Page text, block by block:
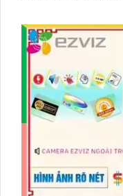
hợp tấm pin năng
IP65 chống nước và
điều kiện thời tiết.